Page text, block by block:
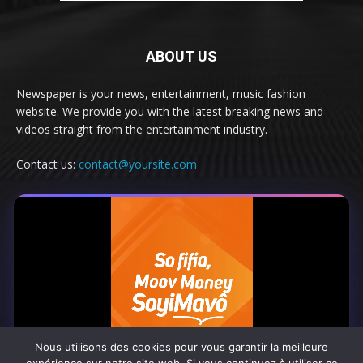
ABOUT US
Newspaper is your news, entertainment, music fashion
website. We provide you with the latest breaking news and
videos straight from the entertainment industry.
Contact us: contact@yoursite.com
© Newspaper WordPress Theme by TagDiv
Nous utilisons des cookies pour vous garantir la meilleure